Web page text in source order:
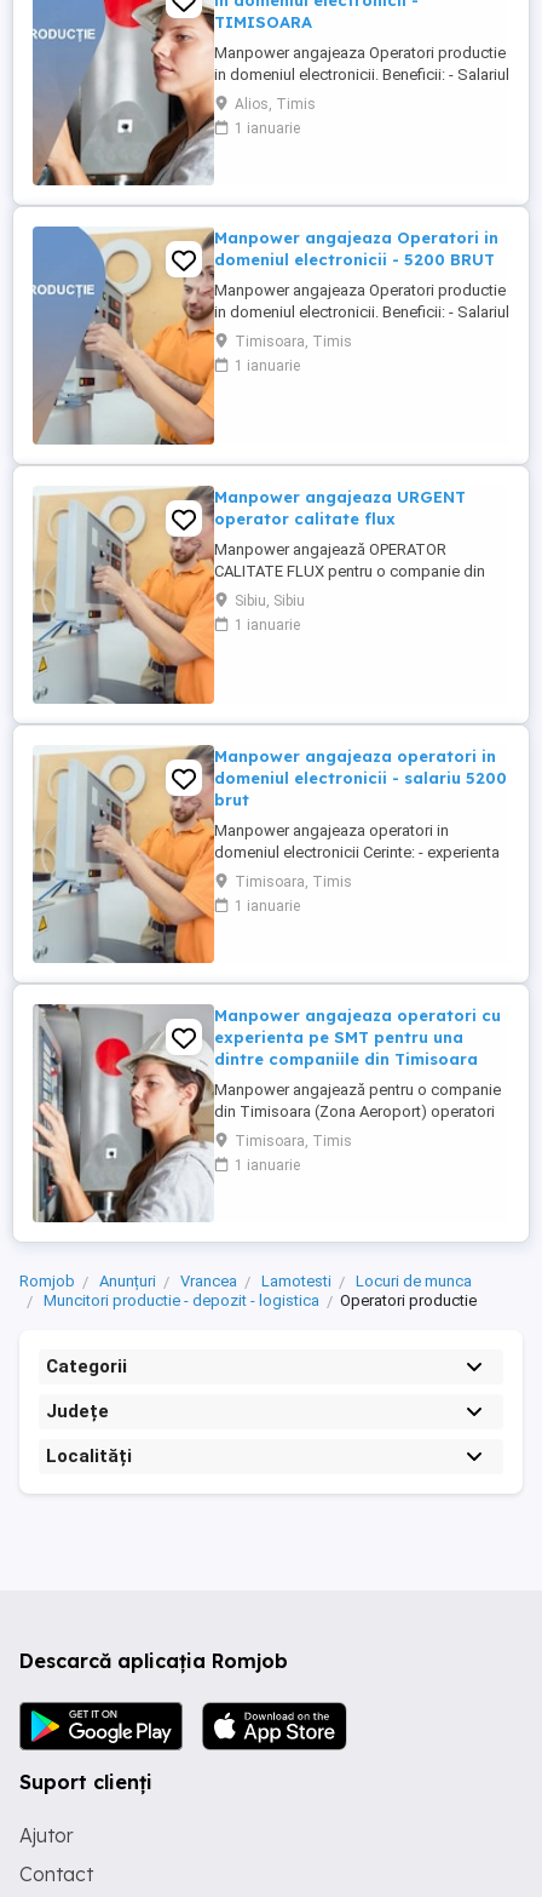
TIMISOARA
Manpower angajeaza Operatori productie
in domeniul electronicii. Beneficii: - Salariul
- 5200 lei brut; - Tichete de masa de 35 de
lei zi lucratoare; - Mediu de lucru modern
si stabil; - Oportunitati de dezvoltare
Bogda, ...
Alios, Timis
1 ianuarie
Manpower angajeaza Operatori in
domeniul electronicii - 5200 BRUT
Manpower angajeaza Operatori productie
in domeniul electronicii. Beneficii: - Salariul
- 5200 (in functie de experienta in
domeniul electronicii); - Tichete de masa
de 35 de lei zi lucratoare; - Mediu de lucru
Timisoara, Timis
1 ianuarie
Manpower angajeaza URGENT
operator calitate flux
Manpower angajează OPERATOR
CALITATE FLUX pentru o companie din
industria electronicii. BENEFICII: - Salariu
atractiv; - Tichete de masă in valoare de
35 RON zi; - Prima de productivitate,
Sibiu, Sibiu
1 ianuarie
Manpower angajeaza operatori in
domeniul electronicii - salariu 5200
brut
Manpower angajeaza operatori in
domeniul electronicii Cerinte: - experienta
in productie - minim 8 clase finalizate -
disponibilitatea de a lucra in 3 schimburi
Beneficii: - salariu 5200 brut - tichete de
sa ne ...
Timisoara, Timis
1 ianuarie
Manpower angajeaza operatori cu
experienta pe SMT pentru una
dintre companiile din Timisoara
Manpower angajează pentru o companie
din Timisoara (Zona Aeroport) operatori
cu experienta in SMT! Pachetul de
beneficii include urmatoarele: - salariul de
incadrare: 5260 lei brut; - majorare
productie; - spor pentru ...
Timisoara, Timis
1 ianuarie
Romjob Anunțuri Vrancea Lamotesti
Locuri de munca
Muncitori productie - depozit - logistica
Operatori productie
Categorii
Județe
Localități
Descarcă aplicația Romjob
Suport clienți
Ajutor
Contact